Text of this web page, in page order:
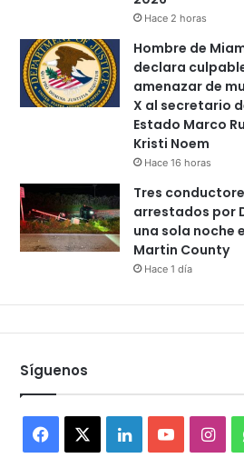
Hace 2 horas
Hombre de
declara
amenazar de
X al secretario
Estado Marco
Kristi Noem
Hace 16 horas
Tres
arrestados por
una sola noche
Martin County
Hace 1 día
Síguenos
L
I